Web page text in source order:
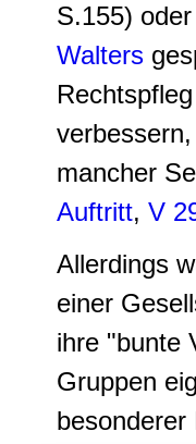
S.155)
Walters
verbessern,
mancher
Auftritt, V
Allerdings
einer
ihre "bunte
Gruppen
besonderer